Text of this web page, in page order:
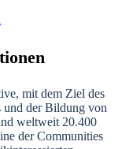
mit dem Ziel des
der Bildung von
weltweit 20.400
der Communities